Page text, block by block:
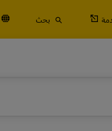
بحث